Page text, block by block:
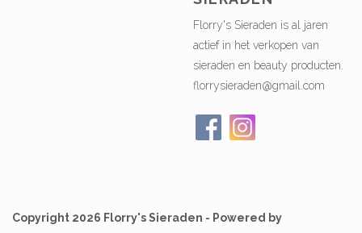
Florry's Sieraden is al jaren
actief in het verkopen van
sieraden en beauty producten.
florrysieraden@gmail.com
Copyright 2026 Florry's Sieraden - Powered by